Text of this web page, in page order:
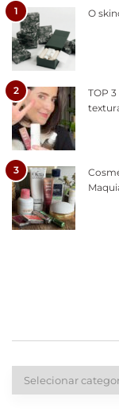
1 O
2
TOP
3
Categorias